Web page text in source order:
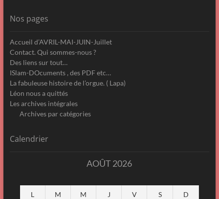
Nos pages
Accueil d’AVRIL-MAI-JUIN-Juillet
Contact. Qui sommes-nous ?
Des liens sur tout…
ISlam-DOcuments , des PDF etc…
La fabuleuse histoire de l’orgue. ( Lapa)
Léon nous a quittés
Les archives intégrales
Archives par catégories
Calendrier
AOÛT 2026
L M M J V S D